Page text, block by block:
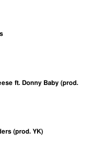
ft. Donny Baby (prod.
(prod. YK)